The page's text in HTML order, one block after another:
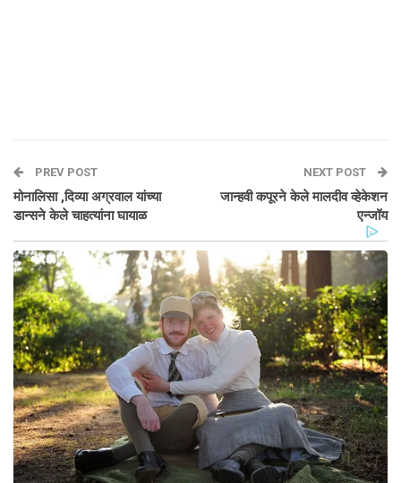
PREV POST
मोनालिसा ,दिव्या अग्रवाल यांच्या
डान्सने केले चाहत्यांना घायाळ
NEXT POST
जान्हवी कपूरने केले मालदीव व्हेकेशन
एन्जॉय